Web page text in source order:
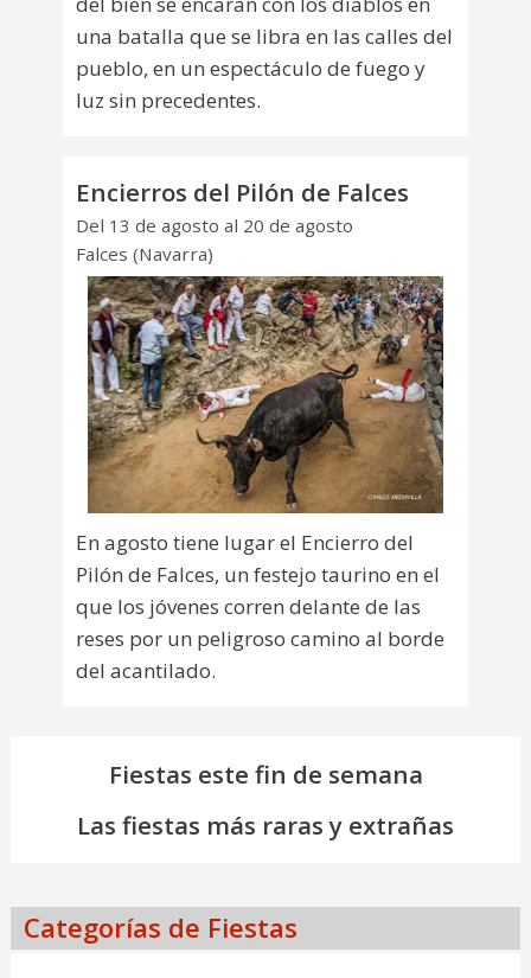
una batalla que se libra en las calles del
pueblo, en un espectáculo de fuego y
luz sin precedentes.
Encierros del Pilón de Falces
Del 13 de agosto al 20 de agosto
Falces (Navarra)
En agosto tiene lugar el Encierro del
Pilón de Falces, un festejo taurino en el
que los jóvenes corren delante de las
reses por un peligroso camino al borde
del acantilado.
Fiestas este fin de semana
Las fiestas más raras y extrañas
Categorías de Fiestas